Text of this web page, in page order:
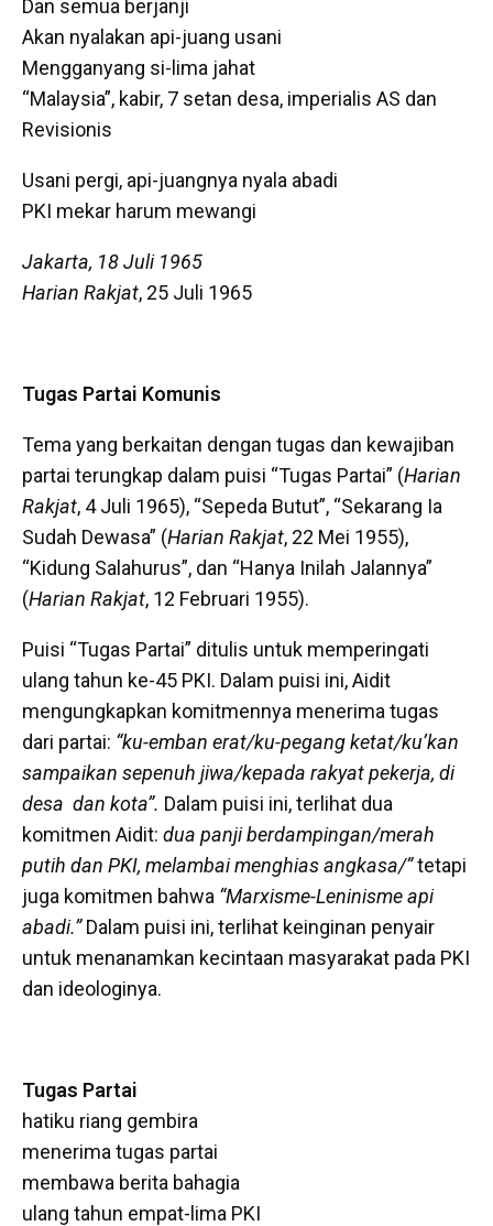
Dan semua berjanji
Akan nyalakan api-juang usani
Mengganyang si-lima jahat
“Malaysia”, kabir, 7 setan desa, imperialis AS dan
Revisionis
Usani pergi, api-juangnya nyala abadi
PKI mekar harum mewangi
Jakarta, 18 Juli 1965
Harian Rakjat, 25 Juli 1965
Tugas Partai Komunis
Tema yang berkaitan dengan tugas dan kewajiban
partai terungkap dalam puisi “Tugas Partai” (Harian
Rakjat, 4 Juli 1965), “Sepeda Butut”, “Sekarang Ia
Sudah Dewasa” (Harian Rakjat, 22 Mei 1955),
“Kidung Salahurus”, dan “Hanya Inilah Jalannya”
(Harian Rakjat, 12 Februari 1955).
Puisi “Tugas Partai” ditulis untuk memperingati
ulang tahun ke-45 PKI. Dalam puisi ini, Aidit
mengungkapkan komitmennya menerima tugas
dari partai: “ku-emban erat/ku-pegang ketat/ku’kan
sampaikan sepenuh jiwa/kepada rakyat pekerja, di
desa dan kota”. Dalam puisi ini, terlihat dua
komitmen Aidit: dua panji berdampingan/merah
putih dan PKI, melambai menghias angkasa/”tetapi
juga komitmen bahwa “Marxisme-Leninisme api
abadi.”Dalam puisi ini, terlihat keinginan penyair
untuk menanamkan kecintaan masyarakat pada PKI
dan ideologinya.
Tugas Partai
hatiku riang gembira
menerima tugas partai
membawa berita bahagia
ulang tahun empat-lima PKI